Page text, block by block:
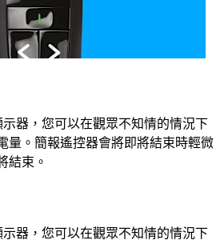
器，您可以在觀眾不知情的情況下
量。簡報遙控器會將即將結束時輕微
結束。
器，您可以在觀眾不知情的情況下